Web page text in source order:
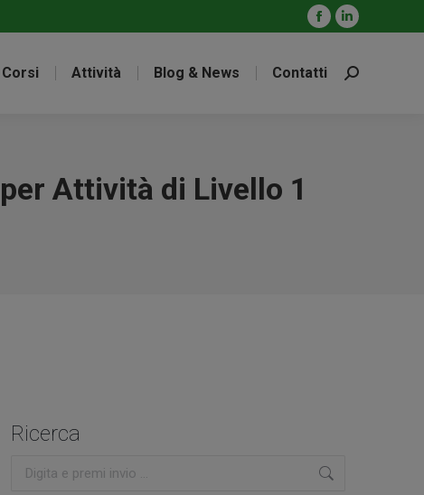
Facebook
opens
Linkedin
opens
Corsi Attività Blog & News Contatti Cerca:
Attività di Livello 1
Ricerca
Cerca: